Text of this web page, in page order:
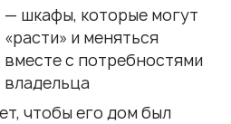
— шкафы, которые могут
«расти» и меняться
вместе с потребностями
владельца
чтобы его дом был